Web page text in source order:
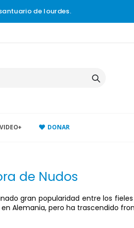
de lourdes.
DONAR
de Nudos
gran popularidad entre los
Alemania, pero ha trascendido